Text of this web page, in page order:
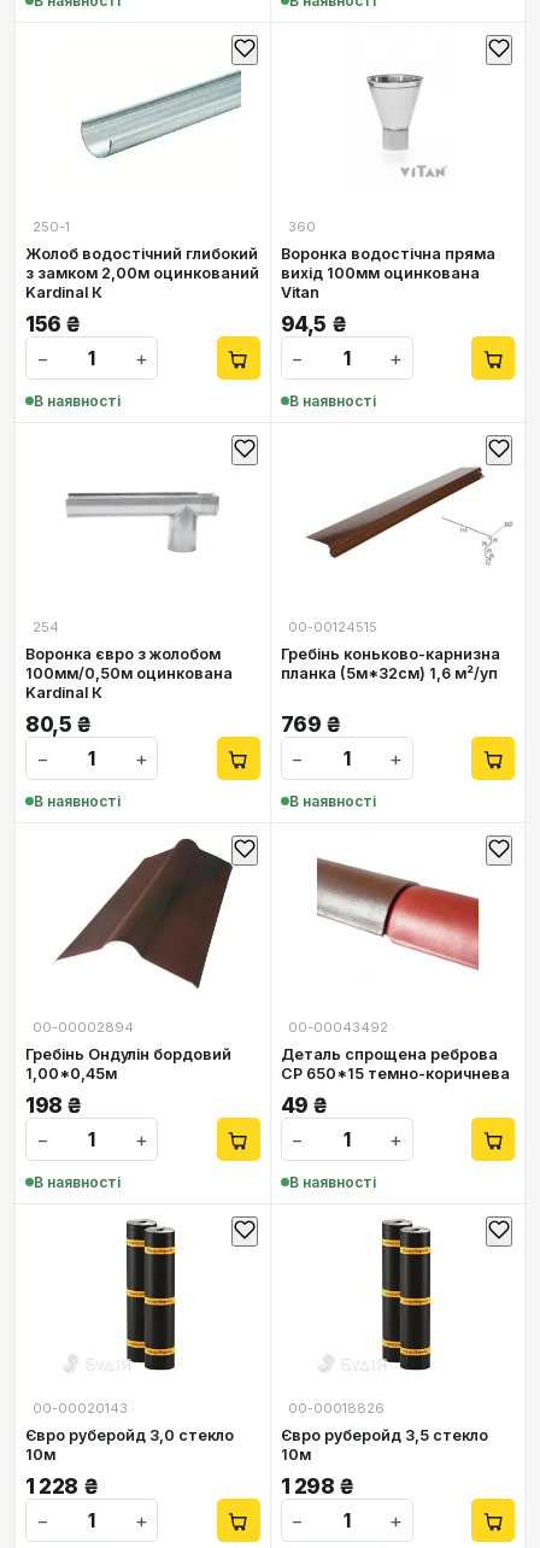
250-1
Жолоб водостічний глибокий
з замком 2,00м оцинкований
Kardinal К
156 ₴
−
+
В наявності
360
Воронка водостічна пряма
вихід 100мм оцинкована
Vitan
94,5 ₴
−
+
В наявності
254
Воронка євро з жолобом
100мм/0,50м оцинкована
Kardinal К
80,5 ₴
−
+
В наявності
00-00124515
Гребінь коньково-карнизна
планка (5м*32см) 1,6 м²/уп
769 ₴
−
+
В наявності
00-00002894
Гребінь Ондулін бордовий
1,00*0,45м
198 ₴
−
+
В наявності
00-00043492
Деталь спрощена реброва
СР 650*15 темно-коричнева
49 ₴
−
+
В наявності
00-00020143
Євро руберойд 3,0 стекло
10м
1 228 ₴
−
+
00-00018826
Євро руберойд 3,5 стекло
10м
1 298 ₴
−
+